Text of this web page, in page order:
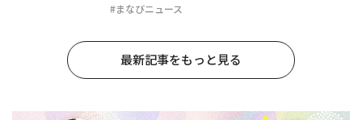
#まなびニュース
最新記事をもっと見る